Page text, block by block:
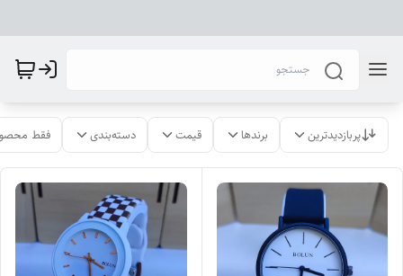
پربازدیدترین برندها قیمت دسته‌بندی فقط